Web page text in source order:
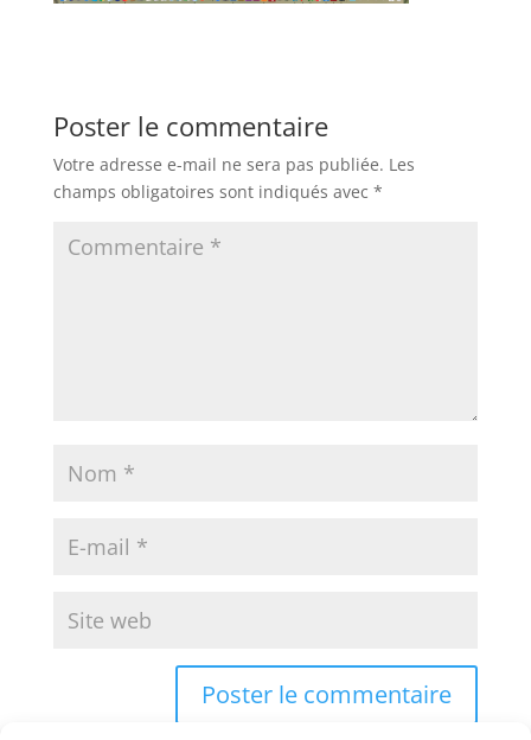
Poster le commentaire
Votre adresse e-mail ne sera pas publiée. Les
champs obligatoires sont indiqués avec *